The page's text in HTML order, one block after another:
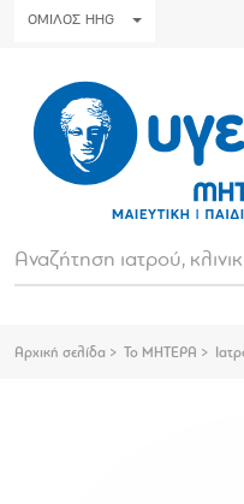
ΟΜΙΛΟΣ HHG
Αρχική σελίδα Το ΜΗΤΕΡΑ